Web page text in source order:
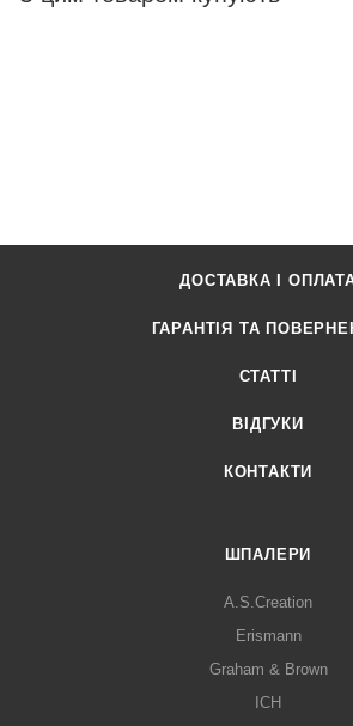
ДОСТАВКА І
ГАРАНТІЯ ТА
СТАТТІ
ВІДГУКИ
КОНТАКТИ
ШПАЛЕРИ
A.S.Creation
Erismann
Graham & Brown
ICH